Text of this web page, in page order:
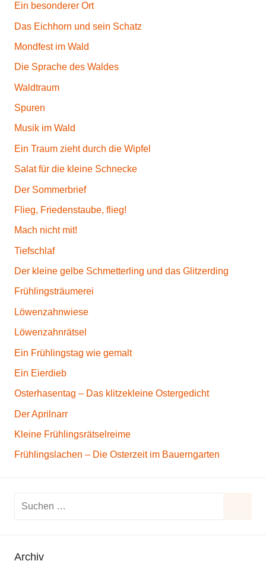
Ein besonderer Ort
Das Eichhorn und sein Schatz
Mondfest im Wald
Die Sprache des Waldes
Waldtraum
Spuren
Musik im Wald
Ein Traum zieht durch die Wipfel
Salat für die kleine Schnecke
Der Sommerbrief
Flieg, Friedenstaube, flieg!
Mach nicht mit!
Tiefschlaf
Der kleine gelbe Schmetterling und das Glitzerding
Frühlingsträumerei
Löwenzahnwiese
Löwenzahnrätsel
Ein Frühlingstag wie gemalt
Ein Eierdieb
Osterhasentag – Das klitzekleine Ostergedicht
Der Aprilnarr
Kleine Frühlingsrätselreime
Frühlingslachen – Die Osterzeit im Bauerngarten
Archiv